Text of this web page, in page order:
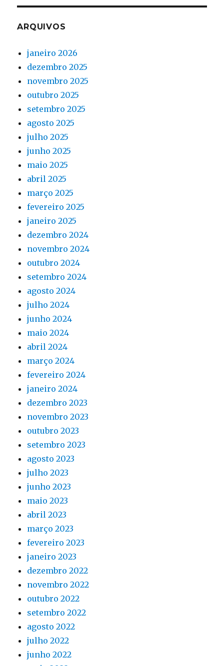
ARQUIVOS
janeiro 2026
dezembro 2025
novembro 2025
outubro 2025
setembro 2025
agosto 2025
julho 2025
junho 2025
maio 2025
abril 2025
março 2025
fevereiro 2025
janeiro 2025
dezembro 2024
novembro 2024
outubro 2024
setembro 2024
agosto 2024
julho 2024
junho 2024
maio 2024
abril 2024
março 2024
fevereiro 2024
janeiro 2024
dezembro 2023
novembro 2023
outubro 2023
setembro 2023
agosto 2023
julho 2023
junho 2023
maio 2023
abril 2023
março 2023
fevereiro 2023
janeiro 2023
dezembro 2022
novembro 2022
outubro 2022
setembro 2022
agosto 2022
julho 2022
junho 2022